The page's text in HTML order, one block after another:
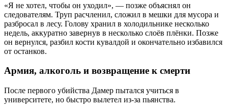
«Я не хотел, чтобы он уходил», — позже объяснял он
следователям. Труп расчленил, сложил в мешки для мусора и
разбросал в лесу. Голову хранил в холодильнике несколько
недель, аккуратно завернув в несколько слоёв плёнки. Позже
он вернулся, разбил кости кувалдой и окончательно избавился
от останков.
Армия, алкоголь и возвращение к смерти
После первого убийства Дамер пытался учиться в
университете, но быстро вылетел из-за пьянства.